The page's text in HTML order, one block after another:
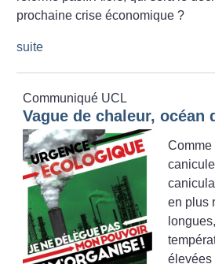
prochaine crise économique ?
suite
Communiqué UCL
Vague de chaleur, océan
Comme
en plus
élevées